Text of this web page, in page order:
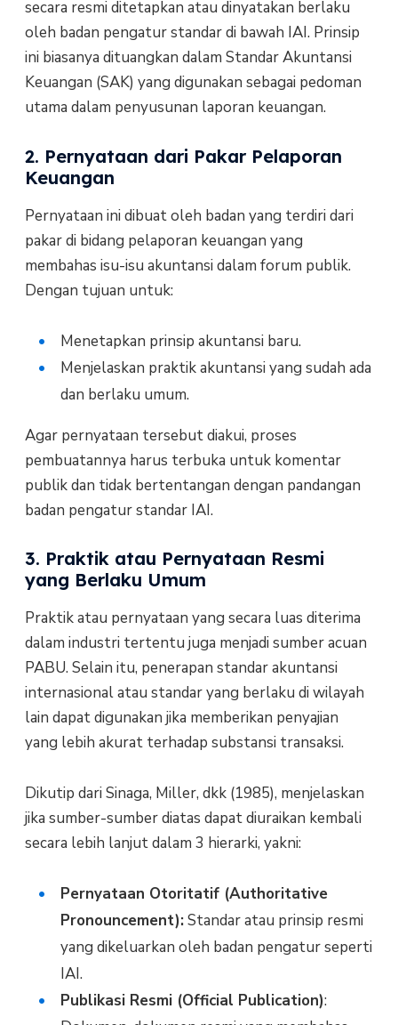
secara resmi ditetapkan atau dinyatakan berlaku
oleh badan pengatur standar di bawah IAI. Prinsip
ini biasanya dituangkan dalam Standar Akuntansi
Keuangan (SAK) yang digunakan sebagai pedoman
utama dalam penyusunan laporan keuangan.
2. Pernyataan dari Pakar Pelaporan
Keuangan
Pernyataan ini dibuat oleh badan yang terdiri dari
pakar di bidang pelaporan keuangan yang
membahas isu-isu akuntansi dalam forum publik.
Dengan tujuan untuk:
Menetapkan prinsip akuntansi baru.
Menjelaskan praktik akuntansi yang sudah ada
dan berlaku umum.
Agar pernyataan tersebut diakui, proses
pembuatannya harus terbuka untuk komentar
publik dan tidak bertentangan dengan pandangan
badan pengatur standar IAI.
3. Praktik atau Pernyataan Resmi
yang Berlaku Umum
Praktik atau pernyataan yang secara luas diterima
dalam industri tertentu juga menjadi sumber acuan
PABU. Selain itu, penerapan standar akuntansi
internasional atau standar yang berlaku di wilayah
lain dapat digunakan jika memberikan penyajian
yang lebih akurat terhadap substansi transaksi.
Dikutip dari Sinaga, Miller, dkk (1985), menjelaskan
jika sumber-sumber diatas dapat diuraikan kembali
secara lebih lanjut dalam 3 hierarki, yakni:
Pernyataan Otoritatif (Authoritative
Pronouncement):Standar atau prinsip resmi
yang dikeluarkan oleh badan pengatur seperti
IAI.
Publikasi Resmi (Official Publication):